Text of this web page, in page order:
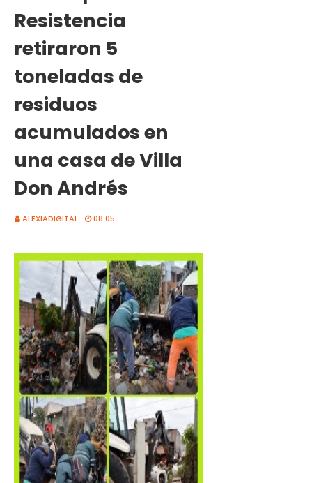
Resistencia
retiraron 5
toneladas de
residuos
acumulados en
una casa de Villa
Don Andrés
ALEXIADIGITAL 08:05